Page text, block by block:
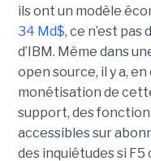
ils ont un modèle
34 Md$, ce n’est
d’IBM. Même dans
open source, il y a,
monétisation de
support, des
accessibles sur
des inquiétudes si